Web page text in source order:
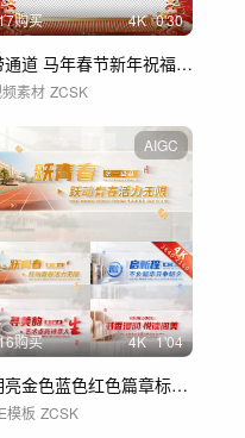
购买 4K 0'30
带通道 马年春节新年祝福拜年视频框 A
素材 ZCSK
AIGC
购买 4K 1'04
明亮金色蓝色红色篇章标题章节片花 01
模板 ZCSK